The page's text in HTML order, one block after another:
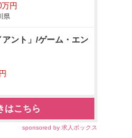
円
県
ント」/ゲーム・エン
はこちら
sponsored by 求人ボックス